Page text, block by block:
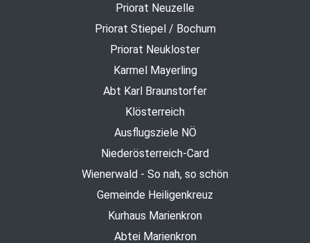
Priorat Neuzelle
Priorat Stiepel / Bochum
Priorat Neukloster
Karmel Mayerling
Abt Karl Braunstorfer
Klösterreich
Ausflugsziele NÖ
Niederösterreich-Card
Wienerwald - So nah, so schön
Gemeinde Heiligenkreuz
Kurhaus Marienkron
Abtei Marienkron